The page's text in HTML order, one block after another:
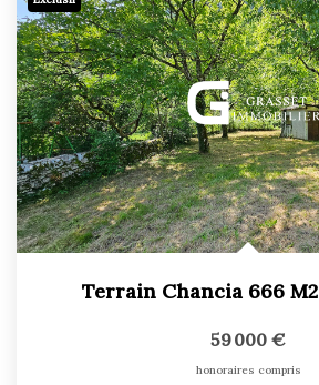
Terrain Chancia 666 M2
59 000 €
honoraires compris